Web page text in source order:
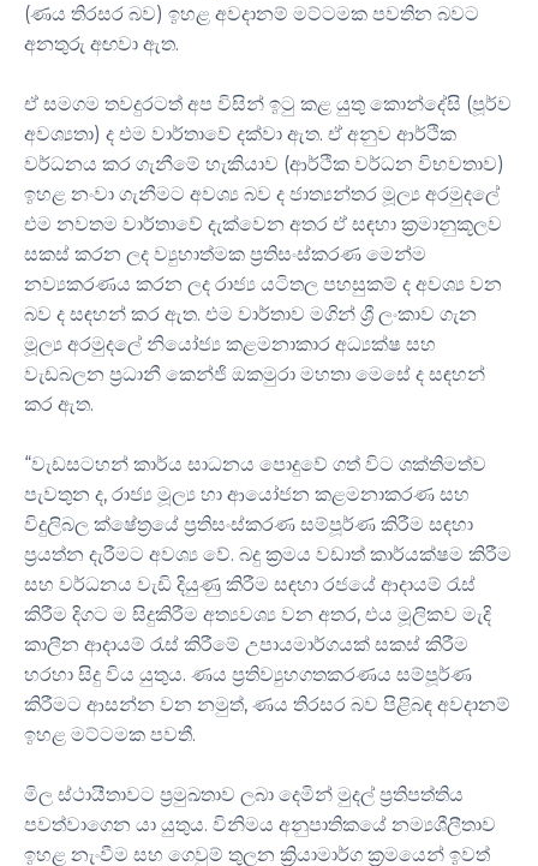
(ණය තිරසර බව) ඉහළ අවදානම් මට්ටමක පවතින බවට
අනතුරු අඟවා ඇත.
ඒ සමගම තවදුරටත් අප විසින් ඉටු කළ යුතු කොන්දේසි (පූර්ව
අවශ්‍යතා) ද එම වාර්තාවේ දක්වා ඇත. ඒ අනුව ආර්ථික
වර්ධනය කර ගැනීමේ හැකියාව (ආර්ථික වර්ධන විභවතාව)
ඉහළ නංවා ගැනීමට අවශ්‍ය බව ද ජාත්‍යන්තර මූල්‍ය අරමුදලේ
එම නවතම වාර්තාවේ දැක්වෙන අතර ඒ සඳහා ක්‍රමානුකූලව
සකස් කරන ලද ව්‍යුහාත්මක ප්‍රතිසංස්කරණ මෙන්ම
නව්‍යකරණය කරන ලද රාජ්‍ය යටිතල පහසුකම් ද අවශ්‍ය වන
බව ද සඳහන් කර ඇත. එම වාර්තාව මගින් ශ්‍රී ලංකාව ගැන
මූල්‍ය අරමුදලේ නියෝජ්‍ය කළමනාකාර අධ්‍යක්ෂ සහ
වැඩබලන ප්‍රධානී කෙන්ජි ඔකමුරා මහතා මෙසේ ද සඳහන්
කර ඇත.
“වැඩසටහන් කාර්ය සාධනය පොදුවේ ගත් විට ශක්තිමත්ව
පැවතුන ද, රාජ්‍ය මූල්‍ය හා ආයෝජන කළමනාකරණ සහ
විදුලිබල ක්ෂේත්‍රයේ ප්‍රතිසංස්කරණ සම්පූර්ණ කිරීම සඳහා
ප්‍රයත්න දැරීමට අවශ්‍ය වේ. බදු ක්‍රමය වඩාත් කාර්යක්ෂම කිරීම
සහ වර්ධනය වැඩි දියුණු කිරීම සඳහා රජයේ ආදායම් රැස්
කිරීම දිගට ම සිදුකිරීම අත්‍යවශ්‍ය වන අතර, එය මූලිකව මැදි
කාලීන ආදායම් රැස් කිරීමේ උපායමාර්ගයක් සකස් කිරීම
හරහා සිදු විය යුතුය. ණය ප්‍රතිව්‍යුහගතකරණය සම්පූර්ණ
කිරීමට ආසන්න වන නමුත්, ණය තිරසර බව පිළිබඳ අවදානම්
ඉහළ මට්ටමක පවතී.
මිල ස්ථායීතාවට ප්‍රමුඛතාව ලබා දෙමින් මුදල් ප්‍රතිපත්තිය
පවත්වාගෙන යා යුතුය. විනිමය අනුපාතිකයේ නම්‍යශීලීතාව
ඉහළ නැංවීම සහ ගෙවුම් තුලන ක්‍රියාමාර්ග ක්‍රමයෙන් ඉවත්